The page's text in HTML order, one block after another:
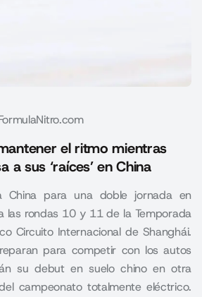
el ritmo mientras
a sus ‘raíces’ en China
China para una doble jornada en
las rondas 10 y 11 de la Temporada
Circuito Internacional de Shanghái.
para competir con los autos
su debut en suelo chino en otra
campeonato totalmente eléctrico.